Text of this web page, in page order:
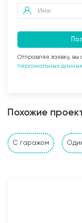
Стены и
1. Наружные и
Отправляя заявку,
персональных данных
Похожие
С гаражом